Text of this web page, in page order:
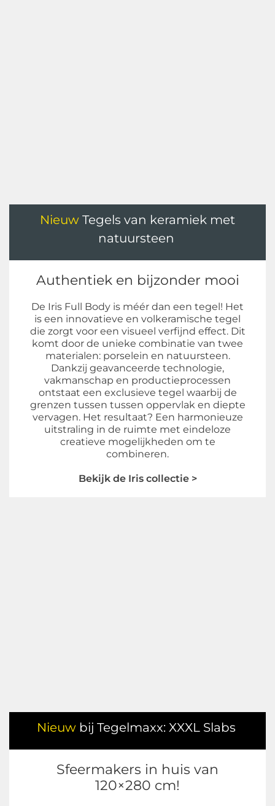
Nieuw Tegels van keramiek met
natuursteen
Authentiek en bijzonder mooi
De Iris Full Body is méér dan een tegel! Het
is een innovatieve en volkeramische tegel
die zorgt voor een visueel verfijnd effect. Dit
komt door de unieke combinatie van twee
materialen: porselein en natuursteen.
Dankzij geavanceerde technologie,
vakmanschap en productieprocessen
ontstaat een exclusieve tegel waarbij de
grenzen tussen tussen oppervlak en diepte
vervagen. Het resultaat? Een harmonieuze
uitstraling in de ruimte met eindeloze
creatieve mogelijkheden om te
combineren.
Bekijk de Iris collectie >
Nieuw bij Tegelmaxx: XXXL Slabs
Sfeermakers in huis van
120×280 cm!